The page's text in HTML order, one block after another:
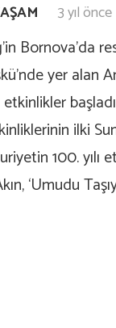
3 yıl önce
Bornova’da
yer alan
ilki
100. yılı
‘Umudu